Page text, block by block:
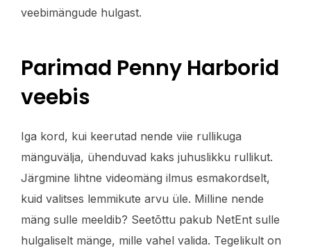
veebimängude hulgast.
Parimad Penny Harborid
veebis
Iga kord, kui keerutad nende viie rullikuga
mänguvälja, ühenduvad kaks juhuslikku rullikut.
Järgmine lihtne videomäng ilmus esmakordselt,
kuid valitses lemmikute arvu üle. Milline nende
mäng sulle meeldib? Seetõttu pakub NetEnt sulle
hulgaliselt mänge, mille vahel valida. Tegelikult on